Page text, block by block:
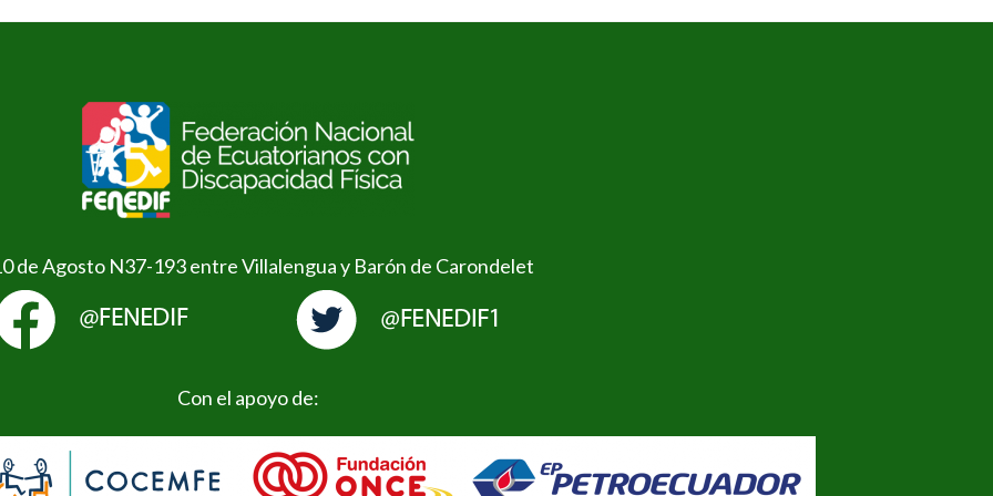
de Agosto N37-193 entre Villalengua y Barón de Carondelet
Con el apoyo de: